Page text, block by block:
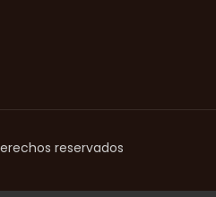
reservados